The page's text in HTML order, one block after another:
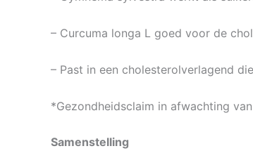
– Curcuma longa L goed voor de
– Past in een cholesterolverlagend
*Gezondheidsclaim in afwachting
Samenstelling